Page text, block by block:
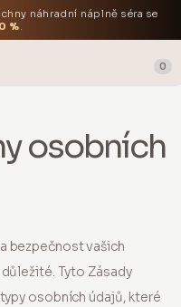
náhradní náplně séra se
%.
0
osobních
bezpečnost vašich
Tyto Zásady
osobních údajů, které